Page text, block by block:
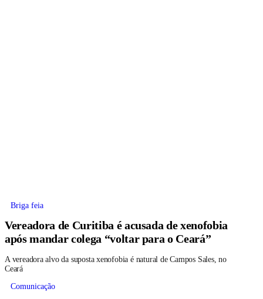
Briga feia
Vereadora de Curitiba é acusada de xenofobia
após mandar colega “voltar para o Ceará”
A vereadora alvo da suposta xenofobia é natural de Campos Sales, no
Ceará
Comunicação